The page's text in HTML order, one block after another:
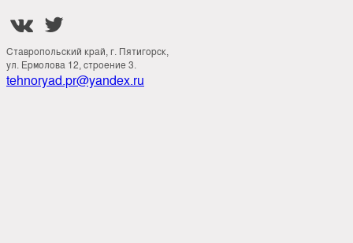
 
Ставропольский край, г. Пятигорск,
ул. Ермолова 12, строение 3.
tehnoryad.pr@yandex.ru